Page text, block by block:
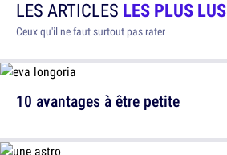
LES ARTICLES LES PLUS LUS
Ceux qu'il ne faut surtout pas rater
10 avantages à être petite